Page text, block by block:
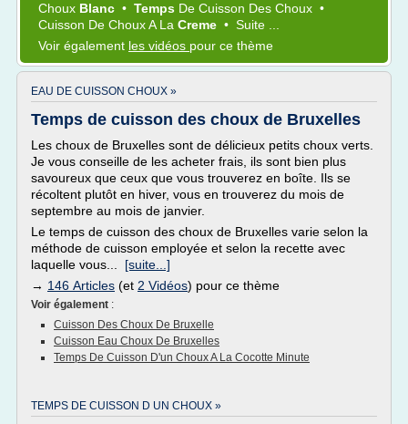
Choux Blanc • Temps De Cuisson Des Choux •
Cuisson De ChouxA La Creme • Suite ...
Voir également les vidéos pour ce thème
EAU DE CUISSON CHOUX »
Temps de cuisson des choux de Bruxelles
Les choux de Bruxelles sont de délicieux petits choux verts.
Je vous conseille de les acheter frais, ils sont bien plus
savoureux que ceux que vous trouverez en boîte. Ils se
récoltent plutôt en hiver, vous en trouverez du mois de
septembre au mois de janvier.
Le temps de cuisson des choux de Bruxelles varie selon la
méthode de cuisson employée et selon la recette avec
laquelle vous... [suite...]
→ 146 Articles (et 2 Vidéos) pour ce thème
Voir également :
Cuisson Des Choux De Bruxelle
Cuisson Eau Choux De Bruxelles
Temps De Cuisson D'un Choux A La Cocotte Minute
TEMPS DE CUISSON D UN CHOUX »